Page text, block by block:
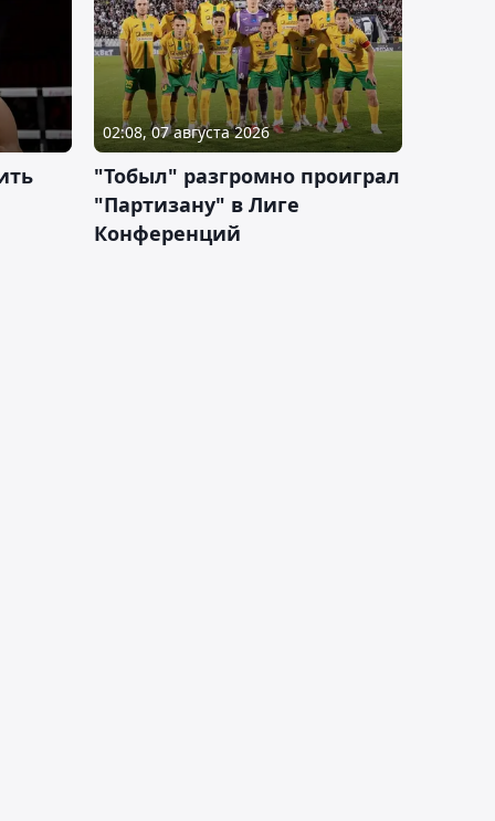
02:08, 07 августа 2026
"Тобыл" разгромно проиграл
"Партизану" в Лиге
Конференций